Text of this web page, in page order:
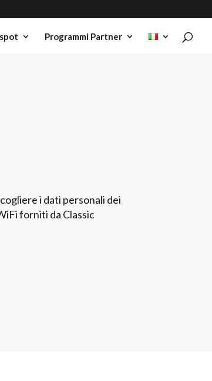
Programmi Partner
i dati personali dei
forniti da Classic